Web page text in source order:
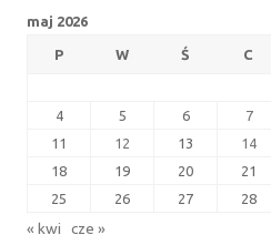
maj 2026
P W Ś C
4
5 6 7
11
12 13 14
18
19 20 21
25
26 27 28
« kwi cze »